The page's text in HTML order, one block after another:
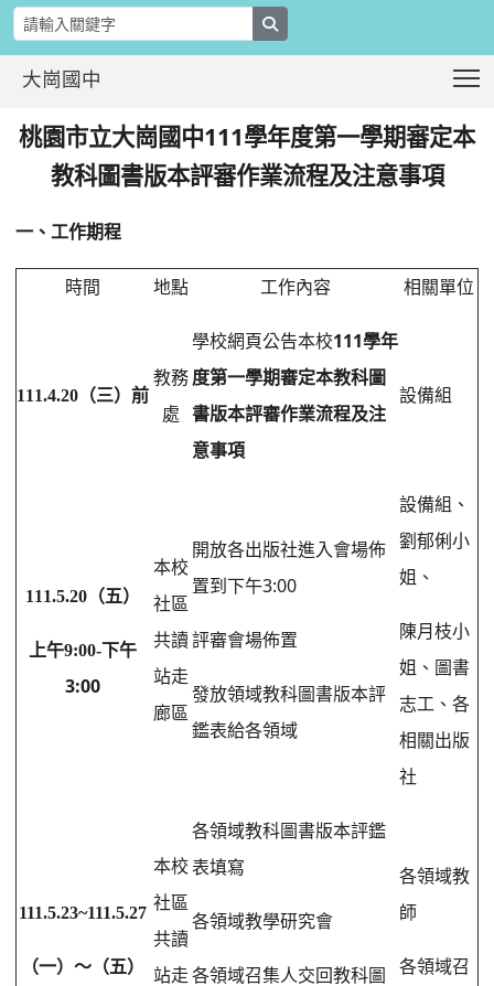
大崗國中
公告本校111學年度教科書評選程序、
桃園市立大崗國中111學年度第一學期審定本
教科圖書版本評審作業流程及注意事項
一、工作期程
時間 地點 工作內容 相關單位
111.4.20 （三）前
教務
處
學校網頁公告本校111學年
度第一學期審定本教科圖
書版本評審作業流程及注
意事項
設備組
111.5.20 （五）
上午9:00-下午
3:00
本校
社區
共讀
站走
廊區
開放各出版社進入會場佈
置到下午3:00
評審會場佈置
發放領域教科圖書版本評
鑑表給各領域
設備組、
劉郁俐小
姐、
陳月枝小
姐、圖書
志工、各
相關出版
社
111.5.23~111.5.27
（一）～（五）
本校
社區
共讀
站走
各領域教科圖書版本評鑑
表填寫
各領域教學研究會
各領域召集人交回教科圖
各領域教
師
各領域召